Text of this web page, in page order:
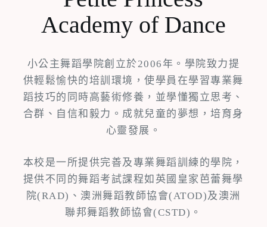
Academy of Dance
小公主舞蹈學院創立於2006年。學院致力提
供輕鬆愉快的培訓環境，使學員在學習專業舞
蹈技巧的同時高藝術修養，並學懂獨立思考、
合群、自信和毅力。成就兒童的夢想，培育身
心靈發展。
本校是一所提供完善及專業舞蹈訓練的學院，
提供不同的舞蹈考試課程如英國皇家芭蕾舞學
院(RAD)、澳洲舞蹈教師協會(ATOD)及澳洲
聯邦舞蹈教師協會(CSTD)。